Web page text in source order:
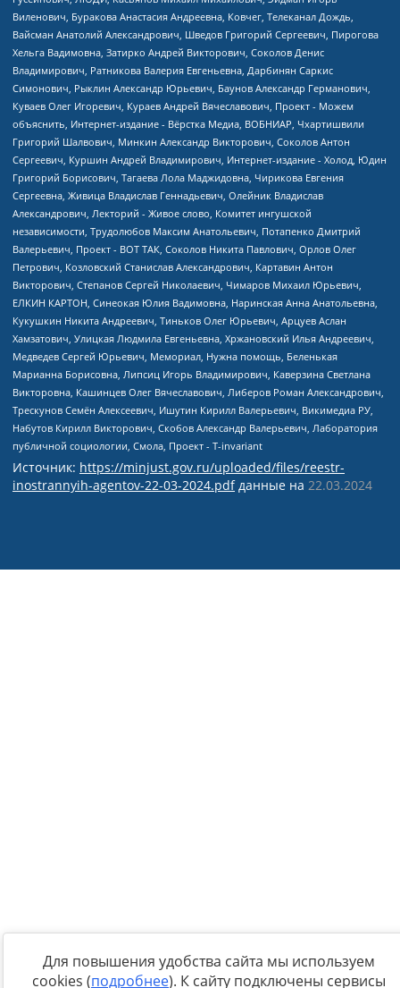
Источник: https://minjust.gov.ru/uploaded/files/reestr-
inostrannyih-agentov-22-03-2024.pdfданные на 22.03.2024
Для повышения удобства сайта мы используем
cookies (подробнее). К сайту подключены сервисы